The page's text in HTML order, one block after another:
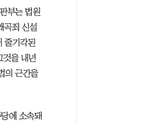
부는 법원
곡죄 신설
줄기각된
것을 내년
의 근간을
에 소속돼